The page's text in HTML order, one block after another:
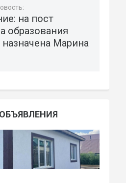
на пост
образования
Марина